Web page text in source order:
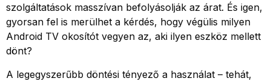
szolgáltatások masszívan befolyásolják az árat. És igen,
gyorsan fel is merülhet a kérdés, hogy végülis milyen
Android TV okosítót vegyen az, aki ilyen eszköz mellett
dönt?
A legegyszerűbb döntési tényező a használat – tehát,